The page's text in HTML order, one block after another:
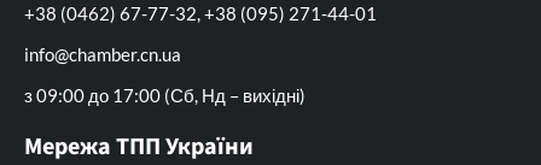
+38 (0462) 67-77-32, +38 (095) 271-44-01
info@chamber.cn.ua
з 09:00 до 17:00 (Сб, Нд – вихідні)
Мережа ТПП України